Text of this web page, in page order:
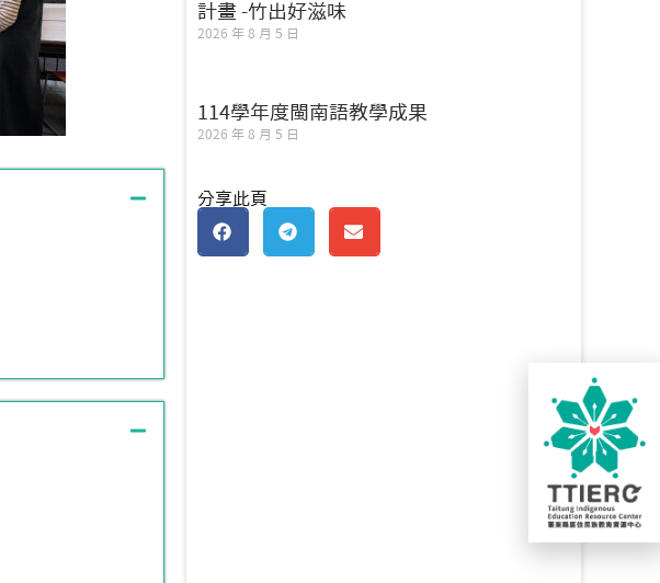
計畫 -竹出好滋味
2026 年 8 月 5 日
114學年度閩南語教學成果
2026 年 8 月 5 日
分享此頁